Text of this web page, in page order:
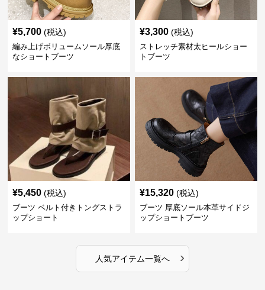
¥5,700 (税込)
編み上げボリュームソール厚底
なショートブーツ
¥3,300 (税込)
ストレッチ素材太ヒールショー
トブーツ
¥5,450 (税込)
ブーツ ベルト付きトングストラ
ップショート
¥15,320 (税込)
ブーツ 厚底ソール本革サイドジ
ップショートブーツ
人気アイテム一覧へ ›